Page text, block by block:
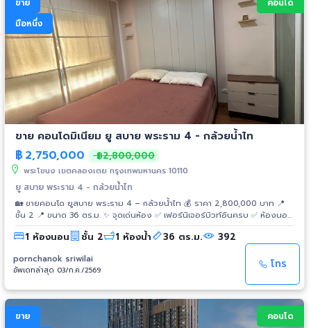
ขาย
มือหนึ่ง
คอนโด
ขาย คอนโดมิเนียม ยู สบาย พระราม 4 - กล้วยน้ำไท
฿ 2,750,000 ฿2,800,000
พระโขนง เขตคลองเตย กรุงเทพมหานคร 10110
ยู สบาย พระราม 4 - กล้วยน้ำไท
🏡 ขายคอนโด ยูสบาย พระราม 4 – กล้วยน้ำไท 💰 ราคา 2,800,000 บาท 📍
ชั้น 2 📍 ขนาด 36 ตร.ม. ✨ จุดเด่นห้อง ✅ เฟอร์นิเจอร์บิวท์อินครบ ✅ ห้องนอน
แยกเป็นสัดส่วน ✅ ครัวแยก พร้อมเคาน์เตอร์ครัว ✅ ระเบียงกว้าง พร้อมพื้นที่
ซักล้าง ✅ เครื่องปรับอากาศ ✅ ตู้เย็น ✅ เครื่องซักผ้า ✅ พร้อมเข้าอยู่ 🚆 ห่าง
BTS เอกมัย เพียง 950 เมตร 🏢 สิ่งอำนวยความสะดวกภายในโครงการ ✔ สระ
ว่ายน้ำ ✔ ฟิตเนส ✔ รปภ. 24 ชั่วโมง ✔ ที่จอดรถ เหมาะสำหรับอยู่อาศัยเอง
หรือซื้อเพื่อลงทุนปล่อยเช่า
1 ห้องนอน ชั้น 2 1 ห้องน้ำ 36 ตร.ม. 392
pornchanok sriwilai
อัพเดทล่าสุด 03/ก.ค./2569 โทร
ขาย
คอนโด